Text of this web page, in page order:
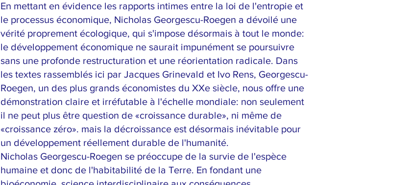
En mettant en évidence les rapports intimes entre la loi de l'entropie et
le processus économique, Nicholas Georgescu-Roegen a dévoilé une
vérité proprement écologique, qui s'impose désormais à tout le monde:
le développement économique ne saurait impunément se poursuivre
sans une profonde restructuration et une réorientation radicale. Dans
les textes rassemblés ici par Jacques Grinevald et Ivo Rens, Georgescu-
Roegen, un des plus grands économistes du XXe siècle, nous offre une
démonstration claire et irréfutable à l'échelle mondiale: non seulement
il ne peut plus être question de «croissance durable», ni même de
«croissance zéro». mais la décroissance est désormais inévitable pour
un développement réellement durable de l'humanité.
Nicholas Georgescu-Roegen se préoccupe de la survie de l'espèce
humaine et donc de l'habitabilité de la Terre. En fondant une